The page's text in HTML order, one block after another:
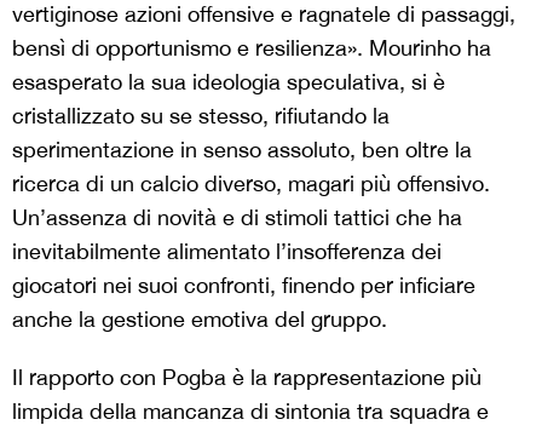
vertiginose azioni offensive e ragnatele di passaggi,
bensì di opportunismo e resilienza». Mourinho ha
esasperato la sua ideologia speculativa, si è
cristallizzato su se stesso, rifiutando la
sperimentazione in senso assoluto, ben oltre la
ricerca di un calcio diverso, magari più offensivo.
Un’assenza di novità e di stimoli tattici che ha
inevitabilmente alimentato l’insofferenza dei
giocatori nei suoi confronti, finendo per inficiare
anche la gestione emotiva del gruppo.
Il rapporto con Pogba è la rappresentazione più
limpida della mancanza di sintonia tra squadra e